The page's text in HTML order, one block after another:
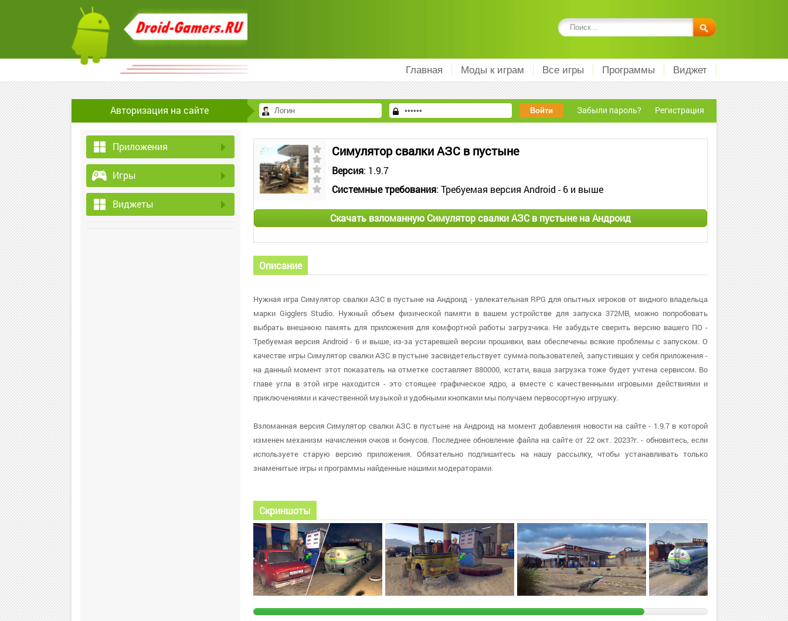
Главная Моды к играм Все игры Программы Виджет
Авторизация на сайте Забыли пароль? Регистрация
Приложения
Игры
Виджеты
Симулятор свалки АЗС в пустыне
Версия: 1.9.7
Системные требования: Требуемая версия Android - 6 и выше
Скачать взломанную Симулятор свалки АЗС в пустыне на Андроид
Описание
Нужная игра Симулятор свалки АЗС в пустыне на Андроид - увлекательная RPG для опытных игроков от видного владельца
марки Gigglers Studio. Нужный объем физической памяти в вашем устройстве для запуска 372MB, можно попробовать
выбрать внешнюю память для приложения для комфортной работы загрузчика. Не забудьте сверить версию вашего ПО -
Требуемая версия Android - 6 и выше, из-за устаревшей версии прошивки, вам обеспечены всякие проблемы с запуском. О
качестве игры Симулятор свалки АЗС в пустыне засвидетельствует сумма пользователей, запустивших у себя приложения -
на данный момент этот показатель на отметке составляет 880000, кстати, ваша загрузка тоже будет учтена сервисом. Во
главе угла в этой игре находится - это стоящее графическое ядро, а вместе с качественными игровыми действиями и
приключениями и качественной музыкой и удобными кнопками мы получаем первосортную игрушку.
Взломанная версия Симулятор свалки АЗС в пустыне на Андроид на момент добавления новости на сайте - 1.9.7 в которой
изменен механизм начисления очков и бонусов. Последнее обновление файла на сайте от 22 окт. 2023?г. - обновитесь, если
используете старую версию приложения. Обязательно подпишитесь на нашу рассылку, чтобы устанавливать только
знаменитые игры и программы найденные нашими модераторами.
Скриншоты